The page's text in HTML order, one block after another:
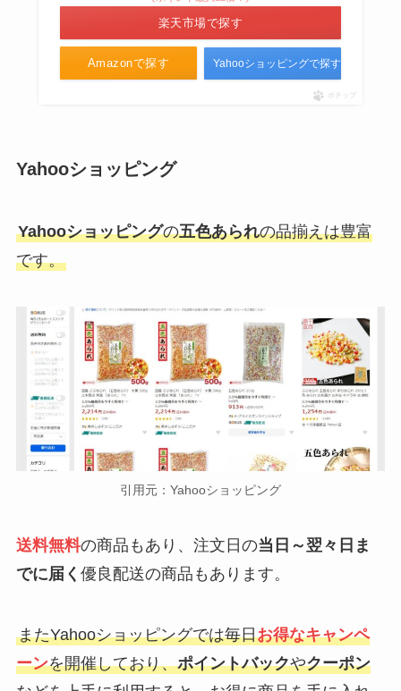
Amazonで探す
楽天市場で探す
Yahooショッピングで探す
ポチップ
Yahooショッピング
Yahooショッピングの五色あられの品揃えは豊富
です。
引用元：Yahooショッピング
送料無料の商品もあり、注文日の当日～翌々日ま
でに届く 優良配送の商品もあります。
またYahooショッピングでは毎日お得なキャンペ
ーンを開催しており、ポイントバックやクーポン